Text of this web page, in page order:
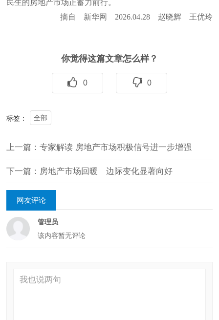
民生的房地产市场正蓄力前行。
摘自 新华网 2026.04.28 赵晓辉 王优玲
你觉得这篇文章怎么样？
0 0
标签： 全部
上一篇：专家解读 房地产市场积极信号进一步增强
下一篇：房地产市场回暖 边际变化显著向好
网友评论
管理员
该内容暂无评论